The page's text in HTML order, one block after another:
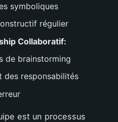
symboliques
régulier
Collaboratif:
de brainstorming
des responsabilités
est un processus